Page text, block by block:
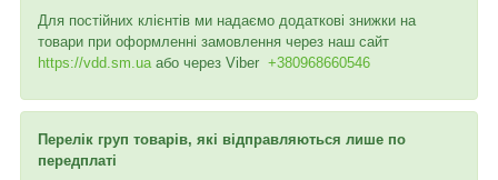
Для постійних клієнтів ми надаємо додаткові знижки на
товари при оформленні замовлення через наш сайт
https://vdd.sm.ua або через Viber +380968660546
Перелік груп товарів, які відправляються лише по
передплаті